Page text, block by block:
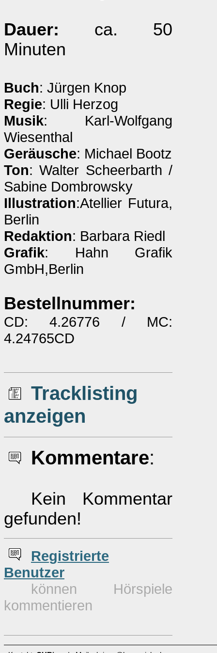
Dauer: ca. 50
Minuten
Buch: Jürgen Knop
Regie: Ulli Herzog
Musik: Karl-Wolfgang
Wiesenthal
Geräusche: Michael Bootz
Ton: Walter Scheerbarth /
Sabine Dombrowsky
Illustration:Atellier Futura,
Berlin
Redaktion: Barbara Riedl
Grafik: Hahn Grafik
GmbH,Berlin
Bestellnummer:
CD: 4.26776 / MC:
4.24765CD
Tracklisting
anzeigen
Kommentare:
Kein Kommentar
gefunden!
Registrierte
Benutzer
können Hörspiele
kommentieren